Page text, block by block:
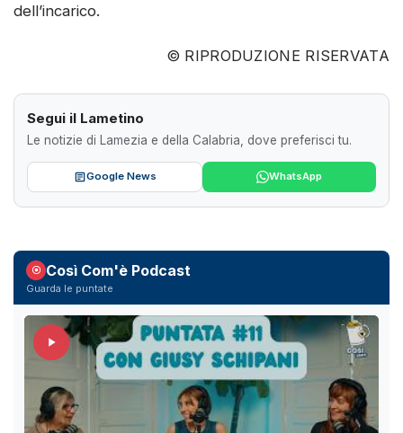
dell’incarico.
© RIPRODUZIONE RISERVATA
Segui il Lametino
Le notizie di Lamezia e della Calabria, dove preferisci tu.
Google News WhatsApp
Così Com'è Podcast
Guarda le puntate